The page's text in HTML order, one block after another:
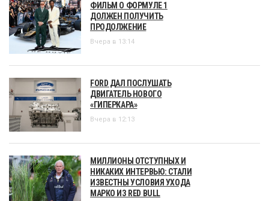
ФИЛЬМ О ФОРМУЛЕ 1
ДОЛЖЕН ПОЛУЧИТЬ
ПРОДОЛЖЕНИЕ
Вчера в 13:14
FORD ДАЛ ПОСЛУШАТЬ
ДВИГАТЕЛЬ НОВОГО
«ГИПЕРКАРА»
Вчера в 12:13
МИЛЛИОНЫ ОТСТУПНЫХ И
НИКАКИХ ИНТЕРВЬЮ: СТАЛИ
ИЗВЕСТНЫ УСЛОВИЯ УХОДА
МАРКО ИЗ RED BULL